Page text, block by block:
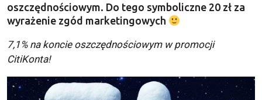
oszczędnościowym. Do tego symboliczne 20 zł za
wyrażenie zgód marketingowych
7,1% na koncie oszczędnościowym w promocji
CitiKonta!